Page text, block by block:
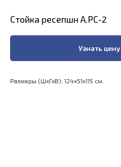
Стойка ресепшн А.РС-2
Узнать цену
Размеры (ШхГхВ): 124x51x115 см.